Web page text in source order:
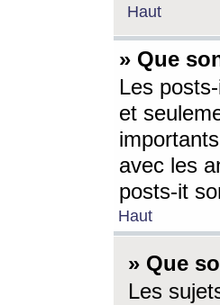
Haut
» Que
Les
et
avec les
posts-it
Haut
» Que
Les